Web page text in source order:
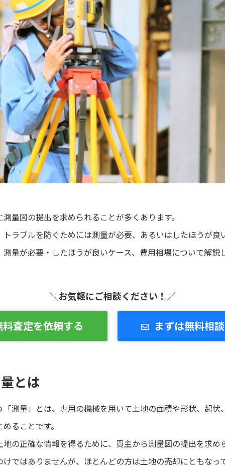
量図の提出を求められることが多くあります。
ラブルを防ぐためには測量が必要、あるいはしたほうが良
量が必要・したほうが良いケース、費用相場について解説
＼お気軽にご相談ください！／
料査定を依頼する まずは無料相
とは
測量」とは、専用の機械を用いて土地の面積や形状、起伏
ることです。
の正確な情報を得るために、買主から測量図の提出を求め
ではありませんが、ほとんどの方は土地の売却にともなっ